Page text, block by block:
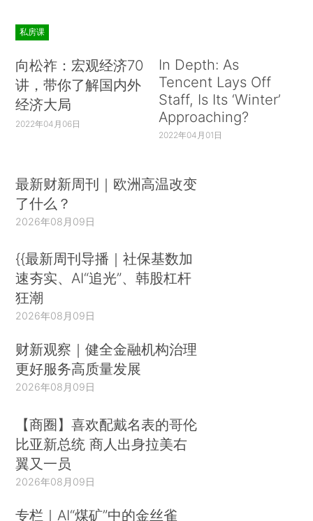
私房课
向松祚：宏观经济70
讲，带你了解国内外
经济大局
2022年04月06日
In Depth: As
Tencent Lays Off
Staff, Is Its ‘Winter’
Approaching?
2022年04月01日
最新财新周刊｜欧洲高温改变
了什么？
2026年08月09日
{{最新周刊导播｜社保基数加
速夯实、AI“追光”、韩股杠杆
狂潮
2026年08月09日
财新观察｜健全金融机构治理
更好服务高质量发展
2026年08月09日
【商圈】喜欢配戴名表的哥伦
比亚新总统 商人出身拉美右
翼又一员
2026年08月09日
专栏｜AI“煤矿”中的金丝雀